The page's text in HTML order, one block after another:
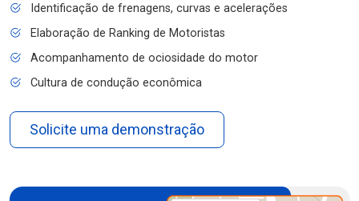
Identificação de frenagens, curvas e acelerações
Elaboração de Ranking de Motoristas
Acompanhamento de ociosidade do motor
Cultura de condução econômica
Solicite uma demonstração